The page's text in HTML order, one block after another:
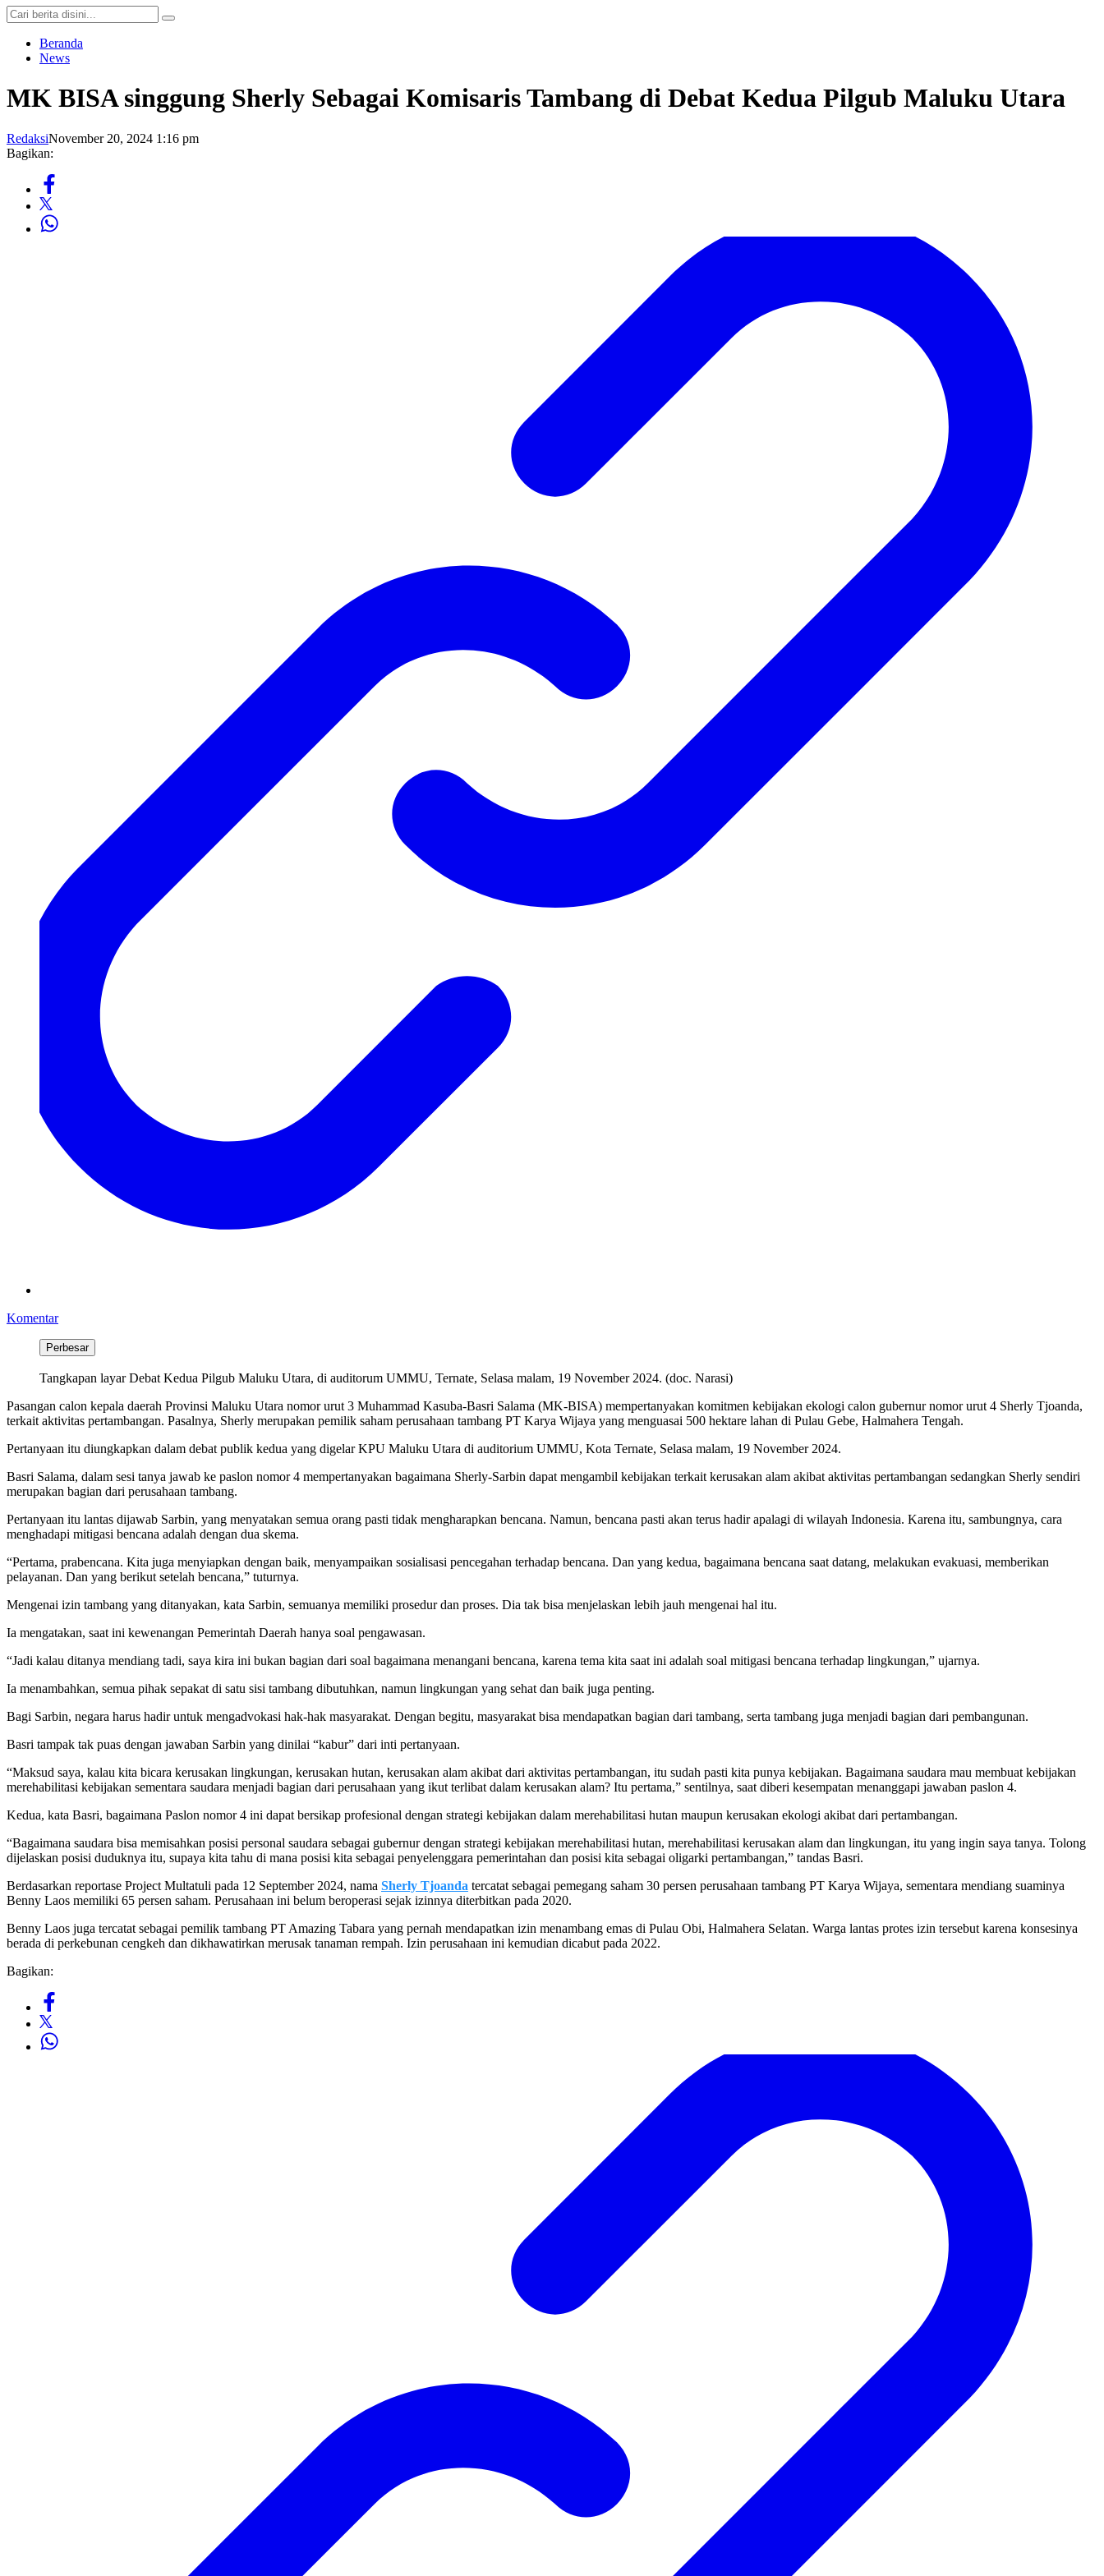
Beranda
News
MK BISA singgung Sherly Sebagai Komisaris Tambang di Debat Kedua Pilgub Maluku Utara
RedaksiNovember 20, 2024 1:16 pm
Bagikan:
Komentar
Perbesar
Tangkapan layar Debat Kedua Pilgub Maluku Utara, di auditorum UMMU, Ternate, Selasa malam, 19 November 2024. (doc. Narasi)
Pasangan calon kepala daerah Provinsi Maluku Utara nomor urut 3 Muhammad Kasuba-Basri Salama (MK-BISA) mempertanyakan komitmen kebijakan ekologi calon gubernur nomor urut 4 Sherly Tjoanda,
terkait aktivitas pertambangan. Pasalnya, Sherly merupakan pemilik saham perusahaan tambang PT Karya Wijaya yang menguasai 500 hektare lahan di Pulau Gebe, Halmahera Tengah.
Pertanyaan itu diungkapkan dalam debat publik kedua yang digelar KPU Maluku Utara di auditorium UMMU, Kota Ternate, Selasa malam, 19 November 2024.
Basri Salama, dalam sesi tanya jawab ke paslon nomor 4 mempertanyakan bagaimana Sherly-Sarbin dapat mengambil kebijakan terkait kerusakan alam akibat aktivitas pertambangan sedangkan Sherly sendiri
merupakan bagian dari perusahaan tambang.
Pertanyaan itu lantas dijawab Sarbin, yang menyatakan semua orang pasti tidak mengharapkan bencana. Namun, bencana pasti akan terus hadir apalagi di wilayah Indonesia. Karena itu, sambungnya, cara
menghadapi mitigasi bencana adalah dengan dua skema.
“Pertama, prabencana. Kita juga menyiapkan dengan baik, menyampaikan sosialisasi pencegahan terhadap bencana. Dan yang kedua, bagaimana bencana saat datang, melakukan evakuasi, memberikan
pelayanan. Dan yang berikut setelah bencana,” tuturnya.
Mengenai izin tambang yang ditanyakan, kata Sarbin, semuanya memiliki prosedur dan proses. Dia tak bisa menjelaskan lebih jauh mengenai hal itu.
Ia mengatakan, saat ini kewenangan Pemerintah Daerah hanya soal pengawasan.
“Jadi kalau ditanya mendiang tadi, saya kira ini bukan bagian dari soal bagaimana menangani bencana, karena tema kita saat ini adalah soal mitigasi bencana terhadap lingkungan,” ujarnya.
Ia menambahkan, semua pihak sepakat di satu sisi tambang dibutuhkan, namun lingkungan yang sehat dan baik juga penting.
Bagi Sarbin, negara harus hadir untuk mengadvokasi hak-hak masyarakat. Dengan begitu, masyarakat bisa mendapatkan bagian dari tambang, serta tambang juga menjadi bagian dari pembangunan.
Basri tampak tak puas dengan jawaban Sarbin yang dinilai “kabur” dari inti pertanyaan.
“Maksud saya, kalau kita bicara kerusakan lingkungan, kerusakan hutan, kerusakan alam akibat dari aktivitas pertambangan, itu sudah pasti kita punya kebijakan. Bagaimana saudara mau membuat kebijakan
merehabilitasi kebijakan sementara saudara menjadi bagian dari perusahaan yang ikut terlibat dalam kerusakan alam? Itu pertama,” sentilnya, saat diberi kesempatan menanggapi jawaban paslon 4.
Kedua, kata Basri, bagaimana Paslon nomor 4 ini dapat bersikap profesional dengan strategi kebijakan dalam merehabilitasi hutan maupun kerusakan ekologi akibat dari pertambangan.
“Bagaimana saudara bisa memisahkan posisi personal saudara sebagai gubernur dengan strategi kebijakan merehabilitasi hutan, merehabilitasi kerusakan alam dan lingkungan, itu yang ingin saya tanya. Tolong
dijelaskan posisi duduknya itu, supaya kita tahu di mana posisi kita sebagai penyelenggara pemerintahan dan posisi kita sebagai oligarki pertambangan,” tandas Basri.
Berdasarkan reportase Project Multatuli pada 12 September 2024, nama Sherly Tjoanda tercatat sebagai pemegang saham 30 persen perusahaan tambang PT Karya Wijaya, sementara mendiang suaminya
Benny Laos memiliki 65 persen saham. Perusahaan ini belum beroperasi sejak izinnya diterbitkan pada 2020.
Benny Laos juga tercatat sebagai pemilik tambang PT Amazing Tabara yang pernah mendapatkan izin menambang emas di Pulau Obi, Halmahera Selatan. Warga lantas protes izin tersebut karena konsesinya
berada di perkebunan cengkeh dan dikhawatirkan merusak tanaman rempah. Izin perusahaan ini kemudian dicabut pada 2022.
Bagikan: